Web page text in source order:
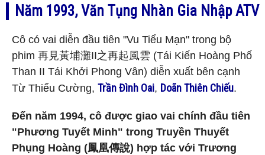
Năm 1993, Văn Tụng Nhàn Gia Nhập ATV
Cô có vai diễn đầu tiên "Vu Tiểu Mạn" trong bộ
phim 再見黃埔灘II之再起風雲 (Tái Kiến Hoàng Phố
Than II Tái Khởi Phong Vân) diễn xuất bên cạnh
Từ Thiếu Cường, Trần Đình Oai, Doãn Thiên Chiếu.
Đến năm 1994, cô được giao vai chính đầu tiên
"Phương Tuyết Minh" trong Truyền Thuyết
Phụng Hoàng (鳳凰傳說) hợp tác với Trương